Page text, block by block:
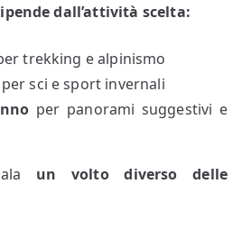
dall’attività scelta:
trekking e alpinismo
per sci e sport invernali
per panorami suggestivi e
un volto diverso delle